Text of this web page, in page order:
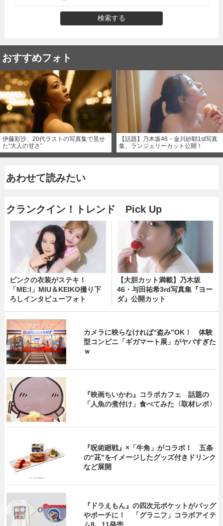
検索する
おすすめフォト
伊藤彩沙、20代ラストの写真集で見せ
た“大人の甘さ”
【話題】乃木坂46・金川紗耶1st写真
集、ランジェリーカット公開！
あわせて読みたい
クランクイン！トレンド Pick Up
ピンクの衣装がステキ！
「ME:I」MIU＆KEIKO撮り下
ろしインタビューフォト
【大胆カット満載】乃木坂
46・与田祐希3rd写真集『ヨー
ダ』公開カット
カメラに映らなければ“盗み”OK！ 体験
型コンビニ「ギガマート展」がヤバすぎた
ｗ
『映画ちいかわ』コラボカフェ 話題の
「人魚の煮付け」食べてみた〈取材レポ〉
『呪術廻戦』×「牛角」がコラボ！ 五条
の“茈”をイメージしたグッズ付きドリンク
など展開
『ドラえもん』の四次元ポケットがバッグ
やポーチに！ 「グラニフ」コラボアイテ
ム8．11発売